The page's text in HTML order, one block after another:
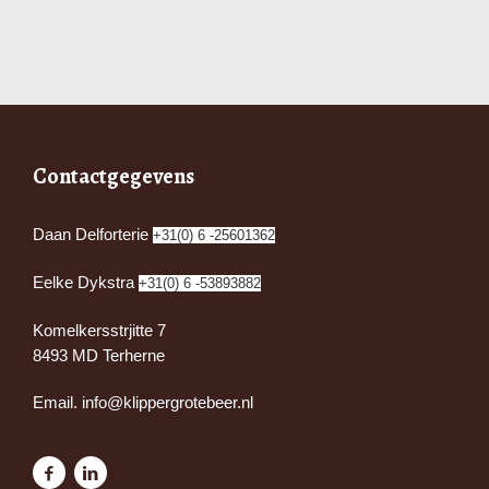
Contactgegevens
Daan Delforterie +31(0) 6 -25601362
Eelke Dykstra +31(0) 6 -53893882
Komelkersstrjitte 7
8493 MD Terherne
Email. info@klippergrotebeer.nl